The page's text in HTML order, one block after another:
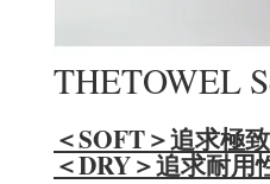
THETOWEL
＜SOFT ＞追求極
＜DRY ＞追求耐用